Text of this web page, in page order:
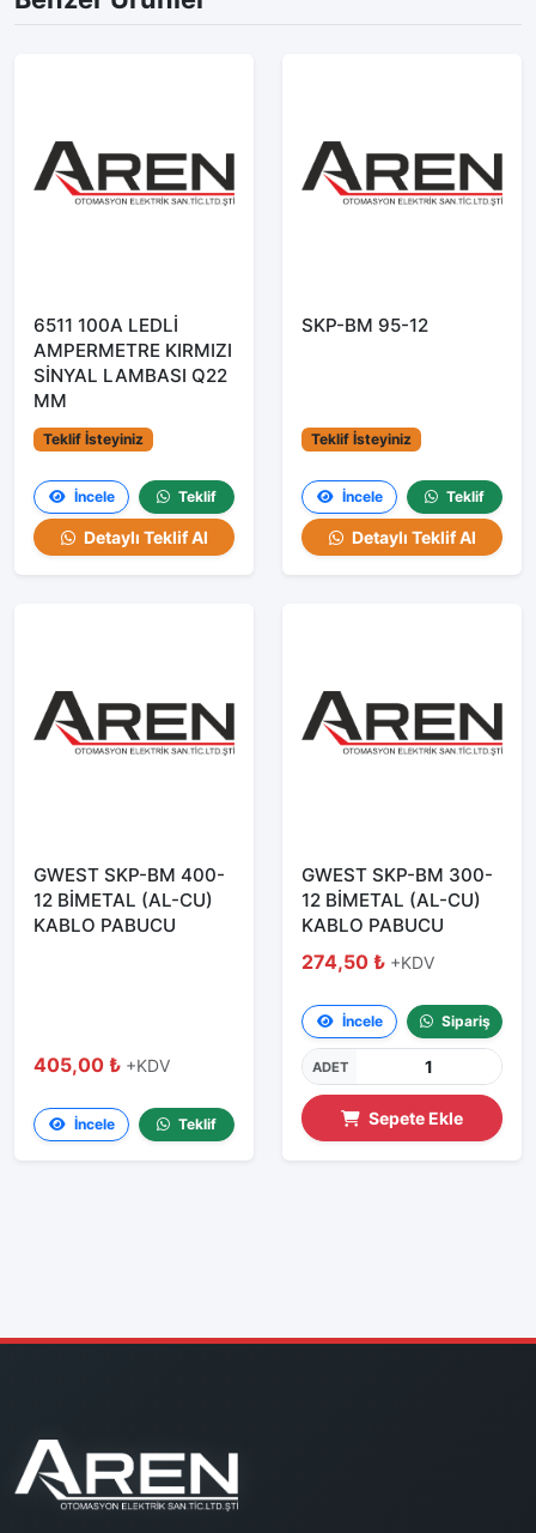
6511 100A LEDLİ
AMPERMETRE KIRMIZI
SİNYAL LAMBASI Q22
MM
Teklif İsteyiniz
İncele Teklif
Detaylı Teklif Al
SKP-BM 95-12
Teklif İsteyiniz
İncele Teklif
Detaylı Teklif Al
GWEST SKP-BM 400-
12 BİMETAL (AL-CU)
KABLO PABUCU
405,00 ₺ +KDV
İncele Teklif
GWEST SKP-BM 300-
12 BİMETAL (AL-CU)
KABLO PABUCU
274,50 ₺ +KDV
İncele Sipariş
ADET
Sepete Ekle